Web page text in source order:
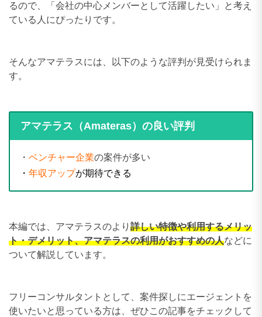
るので、「会社の中心メンバーとして活躍したい」と考え
ている人にぴったりです。
そんなアマテラスには、以下のような評判が見受けられま
す。
アマテラス（Amateras）の良い評判
・ ベンチャー企業の案件が多い
・ 年収アップが期待できる
本編では、アマテラスのより 詳しい特徴や利用するメリッ
ト・デメリット、アマテラスの利用がおすすめの人などに
ついて解説しています。
フリーコンサルタントとして、案件探しにエージェントを
使いたいと思っている方は、ぜひこの記事をチェックして